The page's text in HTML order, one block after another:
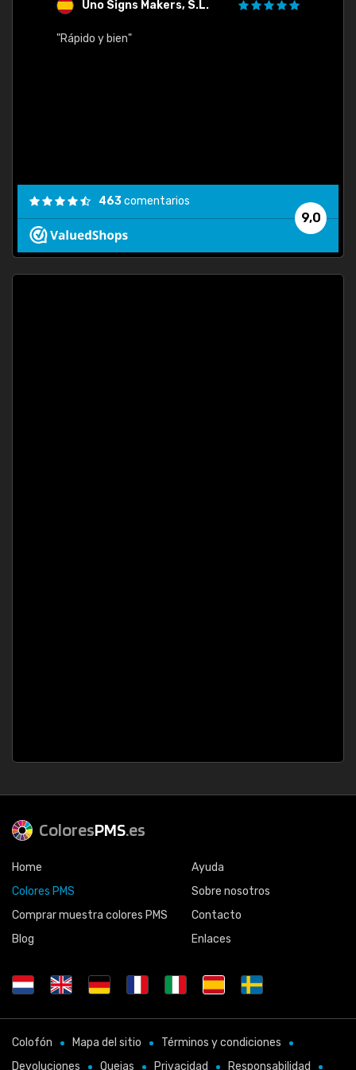
Uno Signs Makers, S.L.
"Rápido y bien"
9,0
463comentarios
ColoresPMS.es
Home
Colores PMS
Comprar muestra colores PMS
Blog
Ayuda
Sobre nosotros
Contacto
Enlaces
Colofón Mapa del sitio
Términos y condiciones
Devoluciones
Quejas Privacidad Responsabilidad